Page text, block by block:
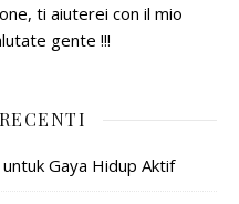
ti aiuterei con il mio
gente !!!
untuk Gaya Hidup Aktif